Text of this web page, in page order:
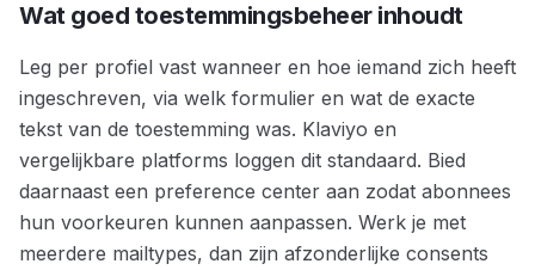
Wat goed toestemmingsbeheer inhoudt
Leg per profiel vast wanneer en hoe iemand zich heeft
ingeschreven, via welk formulier en wat de exacte
tekst van de toestemming was. Klaviyo en
vergelijkbare platforms loggen dit standaard. Bied
daarnaast een preference center aan zodat abonnees
hun voorkeuren kunnen aanpassen. Werk je met
meerdere mailtypes, dan zijn afzonderlijke consents